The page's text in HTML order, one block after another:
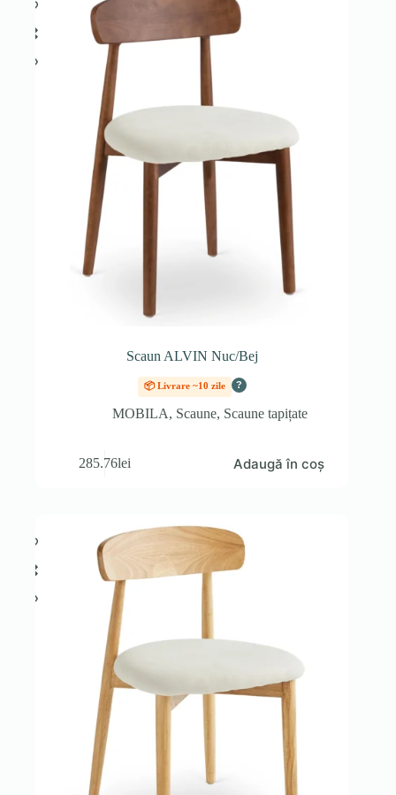
Scaun ALVIN Nuc/Bej
📦 Livrare ~10 zile ?
MOBILA, Scaune, Scaune tapițate
285.76lei Adaugă în coș